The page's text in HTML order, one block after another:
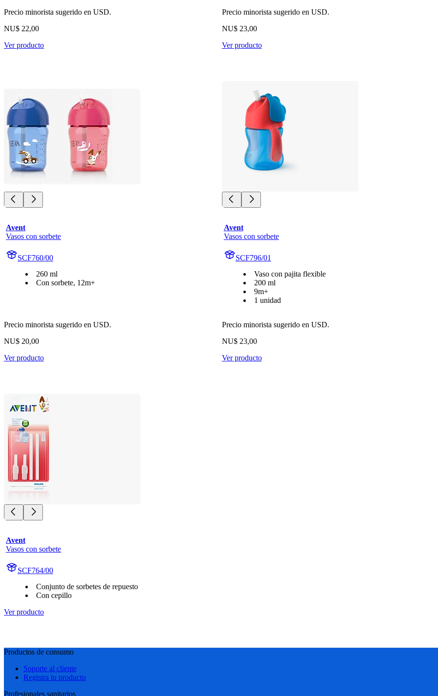
Precio minorista sugerido en USD.
NU$ 22,00
Ver producto
Precio minorista sugerido en USD.
NU$ 23,00
Ver producto
Avent
Vasos con sorbete
SCF760/00
260 ml
Con sorbete, 12m+
Precio minorista sugerido en USD.
NU$ 20,00
Ver producto
Avent
Vasos con sorbete
SCF796/01
Vaso con pajita flexible
200 ml
9m+
1 unidad
Precio minorista sugerido en USD.
NU$ 23,00
Ver producto
Avent
Vasos con sorbete
SCF764/00
Conjunto de sorbetes de repuesto
Con cepillo
Ver producto
Productos de consumo
Soporte al cliente
Registra tu producto
Profesionales sanitarios